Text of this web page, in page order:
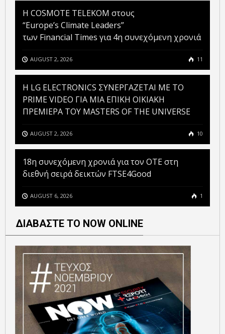
Η COSMOTE TELEKOM στους
“Europe’s Climate Leaders”
των Financial Times για 4η συνεχόμενη χρονιά
AUGUST 2, 2026 11
H LG ELECTRONICS ΣΥΝΕΡΓΑΖΕΤΑΙ ΜΕ ΤΟ
PRIME VIDEO ΓΙΑ ΜΙΑ ΕΠΙΚΗ ΟΙΚΙΑΚΗ
ΠΡΕΜΙΕΡΑ ΤΟΥ MASTERS OF THE UNIVERSE
AUGUST 2, 2026 10
18η συνεχόμενη χρονιά για τον ΟΤΕ στη
διεθνή σειρά δεικτών FTSE4Good
AUGUST 6, 2026 1
ΔΙΑΒΑΣΤΕ ΤΟ NOW ONLINE